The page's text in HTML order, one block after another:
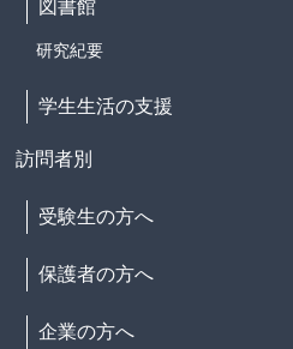
図書館
研究紀要
学生生活の支援
訪問者別
受験生の方へ
保護者の方へ
企業の方へ